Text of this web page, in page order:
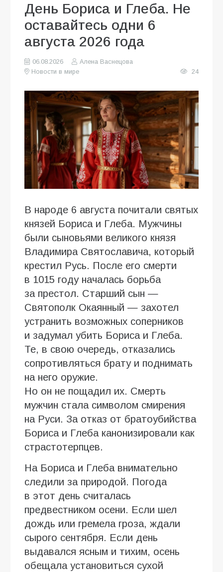
День Бориса и Глеба. Не
оставайтесь одни 6
августа 2026 года
06.08.2026
Алена Васнецова
Новости в мире
24
В народе 6 августа почитали святых
князей Бориса и Глеба. Мужчины
были сыновьями великого князя
Владимира Святославича, который
крестил Русь. После его смерти
в 1015 году началась борьба
за престол. Старший сын —
Святополк Окаянный — захотел
устранить возможных соперников
и задумал убить Бориса и Глеба.
Те, в свою очередь, отказались
сопротивляться брату и поднимать
на него оружие.
Но он не пощадил их. Смерть
мужчин стала символом смирения
на Руси. За отказ от братоубийства
Бориса и Глеба канонизировали как
страстотерпцев.
На Бориса и Глеба внимательно
следили за природой. Погода
в этот день считалась
предвестником осени. Если шел
дождь или гремела гроза, ждали
сырого сентября. Если день
выдавался ясным и тихим, осень
обещала установиться сухой